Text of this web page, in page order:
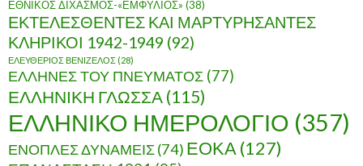
ΕΘΝΙΚΟΣ ΔΙΧΑΣΜΟΣ-«ΕΜΦΥΛΙΟΣ» (38)
ΕΚΤΕΛΕΣΘΕΝΤΕΣ ΚΑΙ ΜΑΡΤΥΡΗΣΑΝΤΕΣ
ΚΛΗΡΙΚΟΙ 1942-1949 (92)
ΕΛΕΥΘΕΡΙΟΣ ΒΕΝΙΖΕΛΟΣ (28)
ΕΛΛΗΝΕΣ ΤΟΥ ΠΝΕΥΜΑΤΟΣ (77)
ΕΛΛΗΝΙΚΗ ΓΛΩΣΣΑ (115)
ΕΛΛΗΝΙΚΟ ΗΜΕΡΟΛΟΓΙΟ (357)
ΕΝΟΠΛΕΣ ΔΥΝΑΜΕΙΣ(74) ΕΟΚΑ (127)